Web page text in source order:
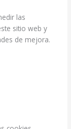
las
sitio web y
de mejora.